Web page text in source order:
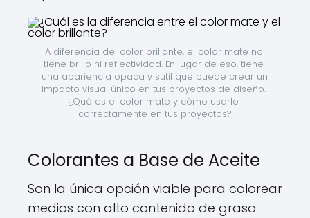
A diferencia del color brillante, el color mate no
tiene brillo ni reflectividad. En lugar de eso, tiene
una apariencia opaca y sutil que puede crear un
impacto visual único en tus proyectos de diseño.
¿Qué es el color mate y cómo usarlo
correctamente en tus proyectos?
Colorantes a Base de Aceite
Son la única opción viable para colorear
medios con alto contenido de grasa